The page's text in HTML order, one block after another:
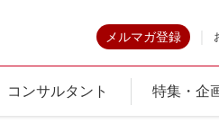
メルマガ登録
コンサルタント 特集・企